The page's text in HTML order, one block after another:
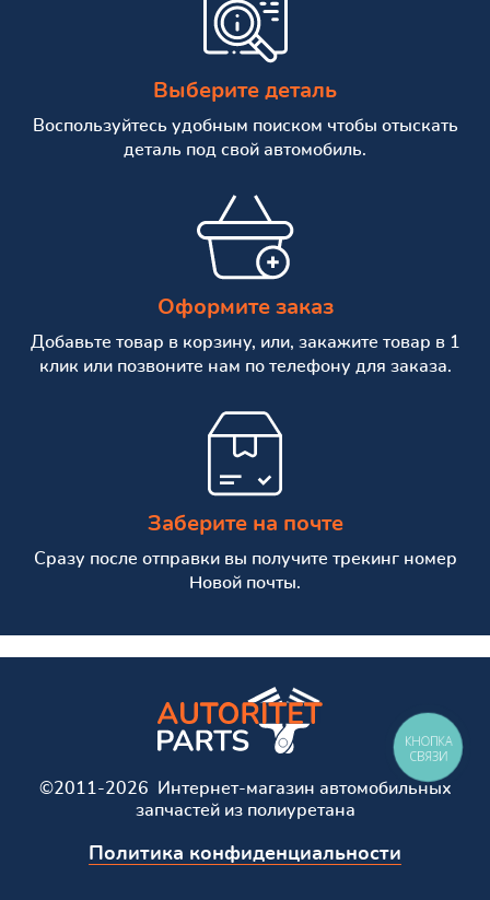
Выберите деталь
Воспользуйтесь удобным поиском чтобы отыскать
деталь под свой автомобиль.
Оформите заказ
Добавьте товар в корзину, или, закажите товар в 1
клик или позвоните нам по телефону для заказа.
Заберите на почте
Сразу после отправки вы получите трекинг номер
Новой почты.
©2011-2026 Интернет-магазин автомобильных
запчастей из полиуретана
Политика конфиденциальности
КНОПКА
СВЯЗИ